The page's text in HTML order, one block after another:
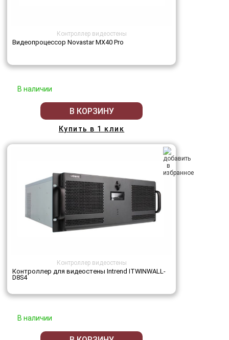
Контроллер видеостены
Видеопроцессор Novastar MX40 Pro
В наличии
В КОРЗИНУ
Купить в 1 клик
Контроллер видеостены
Контроллер для видеостены Intrend ITWINWALL-
D8S4
В наличии